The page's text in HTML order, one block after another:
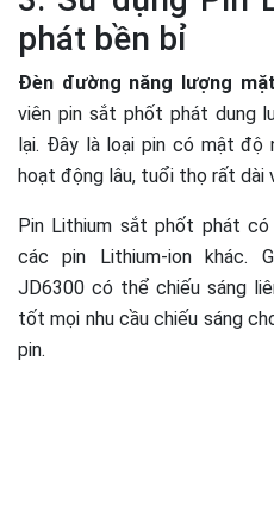
phát bền bỉ
Đèn đường năng lượng
viên pin sắt phốt phát dung
lại. Đây là loại pin có mật độ
hoạt động lâu, tuổi thọ rất dài
Pin Lithium sắt phốt phát
các pin Lithium-ion khác.
JD6300 có thể chiếu sáng
tốt mọi nhu cầu chiếu sáng
pin.